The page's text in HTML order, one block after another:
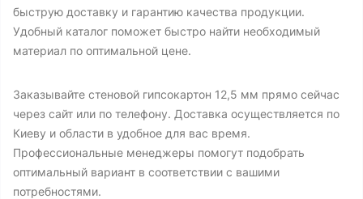
быструю доставку и гарантию качества продукции.
Удобный каталог поможет быстро найти необходимый
материал по оптимальной цене.
Заказывайте стеновой гипсокартон 12,5 мм прямо сейчас
через сайт или по телефону. Доставка осуществляется по
Киеву и области в удобное для вас время.
Профессиональные менеджеры помогут подобрать
оптимальный вариант в соответствии с вашими
потребностями.